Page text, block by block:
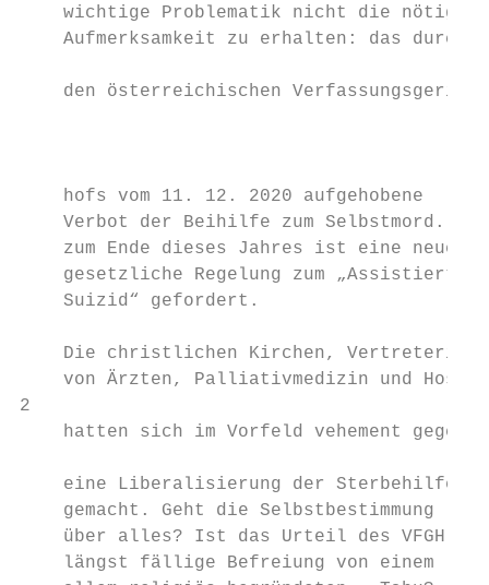
    wichtige Problematik nicht die nötige
    Aufmerksamkeit zu erhalten: das durch
den österreichischen
hofs vom 11. 12. 2020 aufgehobene
Verbot der Beihilfe zum Selbstmord.
zum Ende dieses Jahres ist eine neue
gesetzliche Regelung zum
Suizid“ gefordert.
Die christlichen Kirchen,
von Ärzten, Palliativmedizin und
2
hatten sich im Vorfeld vehement gegen
eine Liberalisierung der Sterbehilfe
gemacht. Geht die Selbstbestimmung
über alles? Ist das Urteil des VFGH
längst fällige Befreiung von einem -